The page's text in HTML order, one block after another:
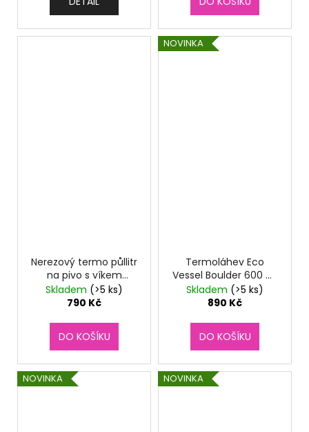
Nerezový termo půllitr
na pivo s víkem
TRANSIT 470 ml
stříbrný
Skladem (>5 ks)
790 Kč
DO KOŠÍKU
NOVINKA
Termoláhev Eco
Vessel Boulder 600 ml
Lavender Fields
Skladem (>5 ks)
890 Kč
DO KOŠÍKU
NOVINKA NOVINKA